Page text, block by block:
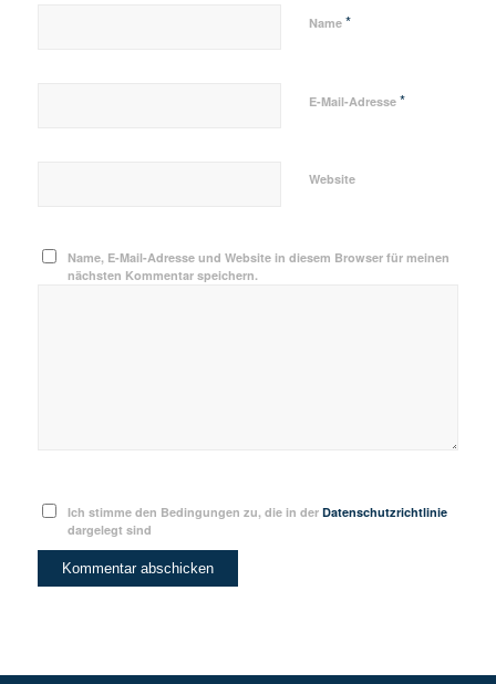
Name *
E-Mail-Adresse *
Website
Name, E-Mail-Adresse und Website in diesem Browser für meinen
nächsten Kommentar speichern.
Ich stimme den Bedingungen zu, die in derDatenschutzrichtlinie
dargelegt sind